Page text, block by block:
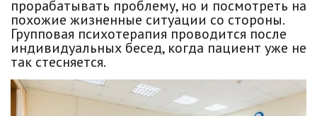
прорабатывать проблему, но и посмотреть на
похожие жизненные ситуации со стороны.
Групповая психотерапия проводится после
индивидуальных бесед, когда пациент уже не
так стесняется.